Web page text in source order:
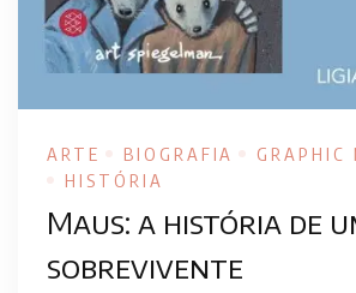
ARTE BIOGRAFIA
GRAPHIC
HISTÓRIA
Maus: a história de
sobrevivente